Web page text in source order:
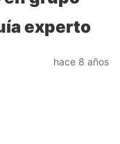
experto
hace 8 años